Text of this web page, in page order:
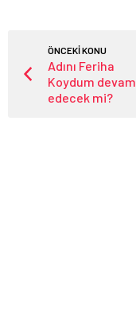
ÖNCEKİ KONU
Adını Feriha
Koydum devam
edecek mi?